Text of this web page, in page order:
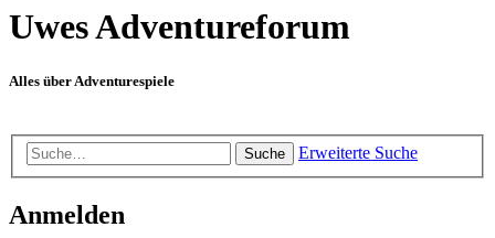
Uwes Adventureforum
Alles über Adventurespiele
Suche Erweiterte Suche
Anmelden